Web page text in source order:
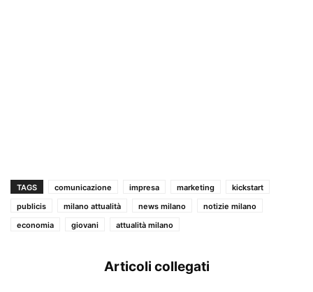
TAGS comunicazione impresa marketing
kickstart
publicis
milano attualità news milano
notizie milano
economia
giovani attualità milano
Articoli collegati